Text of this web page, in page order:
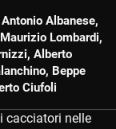
cacciatori nelle
Albanese,
Lombardi,
Alberto
Beppe
Ciufoli